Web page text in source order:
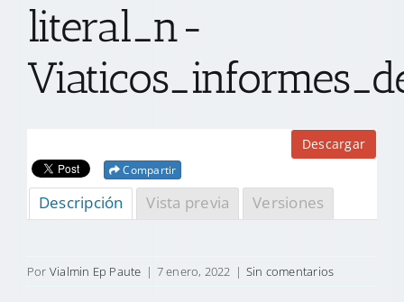
CONTACTO
literal_n-
Descargar
Compartir
Descripción Vista previa Versiones
Por Vialmin Ep Paute | 7 enero, 2022 | Sin comentarios